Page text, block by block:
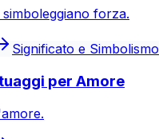
forza.
Significato e Simbolismo
per Amore